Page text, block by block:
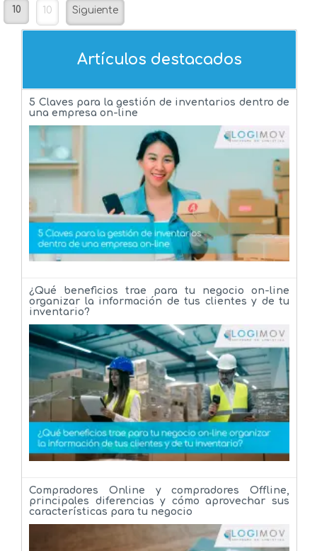
10 10 Siguiente
Artículos destacados
5 Claves para la gestión de inventarios dentro de
una empresa on-line
¿Qué beneficios trae para tu negocio on-line
organizar la información de tus clientes y de tu
inventario?
Compradores Online y compradores Offline,
principales diferencias y cómo aprovechar sus
características para tu negocio